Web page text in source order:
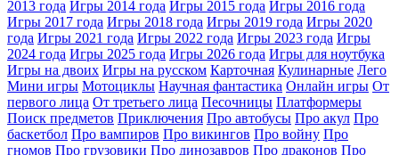
2013 года Игры 2014 года Игры 2015 года Игры 2016 года
Игры 2017 года Игры 2018 года Игры 2019 года Игры 2020
года Игры 2021 года Игры 2022 года Игры 2023 года Игры
2024 года Игры 2025 года Игры 2026 года Игры для ноутбука
Игры на двоих Игры на русском Карточная Кулинарные Лего
Мини игры Мотоциклы Научная фантастика Онлайн игры От
первого лица От третьего лица Песочницы Платформеры
Поиск предметов Приключения Про автобусы Про акул Про
баскетбол Про вампиров Про викингов Про войну Про
гномов Про грузовики Про динозавров Про драконов Про